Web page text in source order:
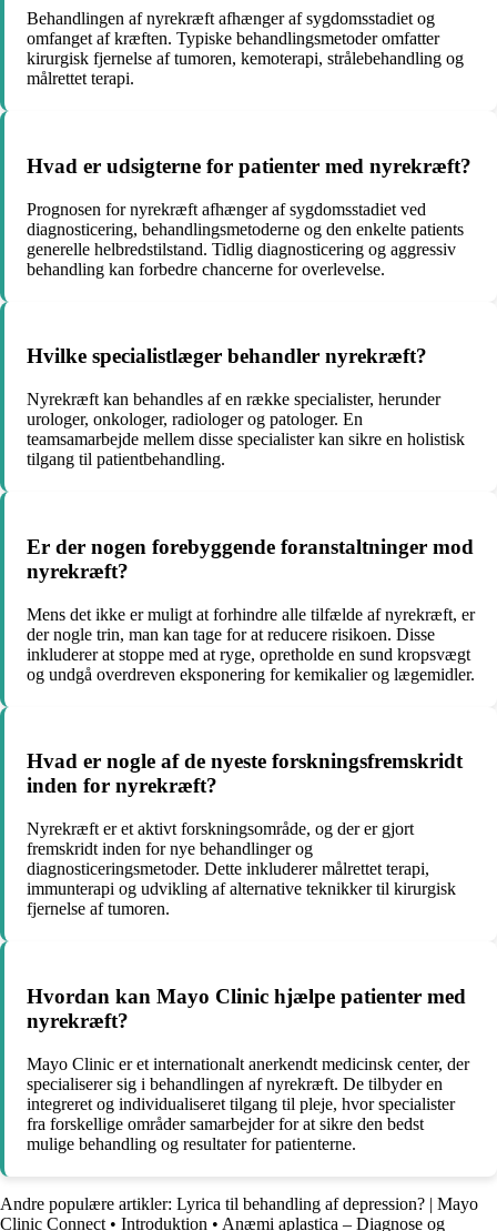
Behandlingen af nyrekræft afhænger af sygdomsstadiet og
omfanget af kræften. Typiske behandlingsmetoder omfatter
kirurgisk fjernelse af tumoren, kemoterapi, strålebehandling og
målrettet terapi.
Hvad er udsigterne for patienter med nyrekræft?
Prognosen for nyrekræft afhænger af sygdomsstadiet ved
diagnosticering, behandlingsmetoderne og den enkelte patients
generelle helbredstilstand. Tidlig diagnosticering og aggressiv
behandling kan forbedre chancerne for overlevelse.
Hvilke specialistlæger behandler nyrekræft?
Nyrekræft kan behandles af en række specialister, herunder
urologer, onkologer, radiologer og patologer. En
teamsamarbejde mellem disse specialister kan sikre en holistisk
tilgang til patientbehandling.
Er der nogen forebyggende foranstaltninger mod
nyrekræft?
Mens det ikke er muligt at forhindre alle tilfælde af nyrekræft, er
der nogle trin, man kan tage for at reducere risikoen. Disse
inkluderer at stoppe med at ryge, opretholde en sund kropsvægt
og undgå overdreven eksponering for kemikalier og lægemidler.
Hvad er nogle af de nyeste forskningsfremskridt
inden for nyrekræft?
Nyrekræft er et aktivt forskningsområde, og der er gjort
fremskridt inden for nye behandlinger og
diagnosticeringsmetoder. Dette inkluderer målrettet terapi,
immunterapi og udvikling af alternative teknikker til kirurgisk
fjernelse af tumoren.
Hvordan kan Mayo Clinic hjælpe patienter med
nyrekræft?
Mayo Clinic er et internationalt anerkendt medicinsk center, der
specialiserer sig i behandlingen af nyrekræft. De tilbyder en
integreret og individualiseret tilgang til pleje, hvor specialister
fra forskellige områder samarbejder for at sikre den bedst
mulige behandling og resultater for patienterne.
Andre populære artikler: Lyrica til behandling af depression? | Mayo
Clinic Connect • Introduktion • Anæmi aplastica – Diagnose og